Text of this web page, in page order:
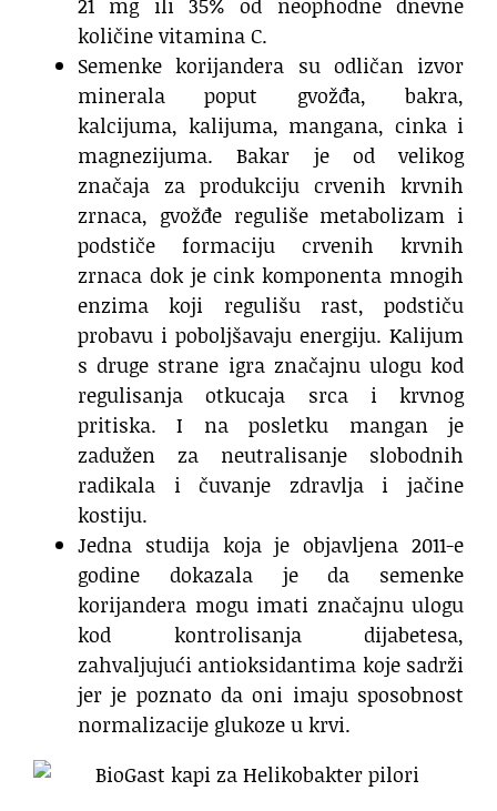
21 mg ili 35% od neophodne dnevne
količine vitamina C.
Semenke korijandera su odličan izvor
minerala poput gvožđa, bakra,
kalcijuma, kalijuma, mangana, cinka i
magnezijuma. Bakar je od velikog
značaja za produkciju crvenih krvnih
zrnaca, gvožđe reguliše metabolizam i
podstiče formaciju crvenih krvnih
zrnaca dok je cink komponenta mnogih
enzima koji regulišu rast, podstiču
probavu i poboljšavaju energiju. Kalijum
s druge strane igra značajnu ulogu kod
regulisanja otkucaja srca i krvnog
pritiska. I na posletku mangan je
zadužen za neutralisanje slobodnih
radikala i čuvanje zdravlja i jačine
kostiju.
Jedna studija koja je objavljena 2011-e
godine dokazala je da semenke
korijandera mogu imati značajnu ulogu
kod kontrolisanja dijabetesa,
zahvaljujući antioksidantima koje sadrži
jer je poznato da oni imaju sposobnost
normalizacije glukoze u krvi.